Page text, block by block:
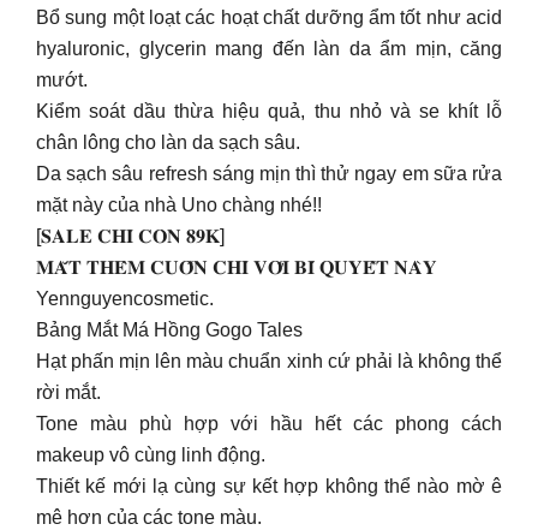
Bổ sung một loạt các hoạt chất dưỡng ẩm tốt như acid
hyaluronic, glycerin mang đến làn da ẩm mịn, căng
mướt.
Kiểm soát dầu thừa hiệu quả, thu nhỏ và se khít lỗ
chân lông cho làn da sạch sâu.
Da sạch sâu refresh sáng mịn thì thử ngay em sữa rửa
mặt này của nhà Uno chàng nhé!!
[𝐒𝐀𝐋𝐄 𝐂𝐇𝐈̉ 𝐂𝐎̀𝐍 𝟖𝟗𝐊]
𝐌𝐀̆́𝐓 𝐓𝐇𝐄̂𝐌 𝐂𝐔𝐎̂́𝐍 𝐂𝐇𝐈̉ 𝐕𝐎̛́𝐈 𝐁𝐈́ 𝐐𝐔𝐘𝐄̂́𝐓 𝐍𝐀̀𝐘
Yennguyencosmetic.
Bảng Mắt Má Hồng Gogo Tales
Hạt phấn mịn lên màu chuẩn xinh cứ phải là không thể
rời mắt.
Tone màu phù hợp với hầu hết các phong cách
makeup vô cùng linh động.
Thiết kế mới lạ cùng sự kết hợp không thể nào mờ ê
mê hơn của các tone màu.